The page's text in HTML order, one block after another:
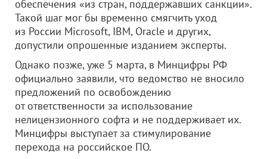
обеспечения «из стран, поддержавших санкции».
Такой шаг мог бы временно смягчить уход
из России Microsoft, IBM, Oracle и других,
допустили опрошенные изданием эксперты.
Однако позже, уже 5 марта, в Минцифры РФ
официально заявили, что ведомство не вносило
предложений по освобождению
от ответственности за использование
нелицензионного софта и не поддерживает их.
Минцифры выступает за стимулирование
перехода на российское ПО.